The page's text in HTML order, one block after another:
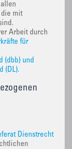
mit
Arbeit durch
für
(dbb) und
(DL).
Dienstrecht